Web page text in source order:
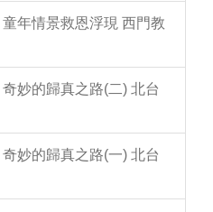
年情景救恩浮現 西門教
妙的歸真之路(二) 北台
妙的歸真之路(一) 北台